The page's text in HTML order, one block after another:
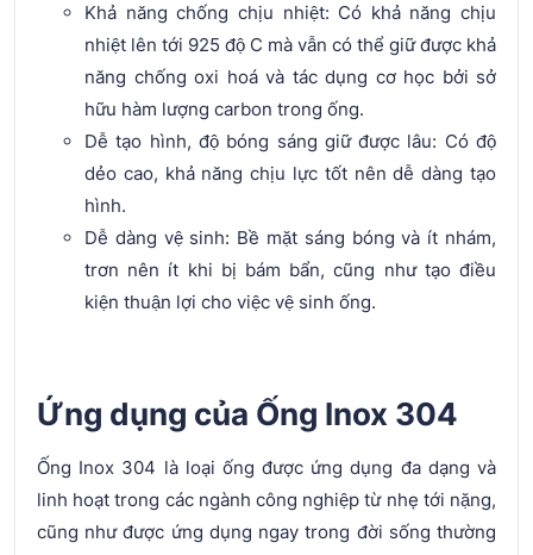
Khả năng chống chịu nhiệt: Có khả năng chịu
nhiệt lên tới 925 độ C mà vẫn có thể giữ được khả
năng chống oxi hoá và tác dụng cơ học bởi sở
hữu hàm lượng carbon trong ống.
Dễ tạo hình, độ bóng sáng giữ được lâu: Có độ
dẻo cao, khả năng chịu lực tốt nên dễ dàng tạo
hình.
Dễ dàng vệ sinh: Bề mặt sáng bóng và ít nhám,
trơn nên ít khi bị bám bẩn, cũng như tạo điều
kiện thuận lợi cho việc vệ sinh ống.
Ứng dụng của Ống Inox 304
Ống Inox 304 là loại ống được ứng dụng đa dạng và
linh hoạt trong các ngành công nghiệp từ nhẹ tới nặng,
cũng như được ứng dụng ngay trong đời sống thường